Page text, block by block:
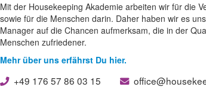
Mit der Housekeeping Akademie arbeiten wir für die
sowie für die Menschen darin. Daher haben wir es
Manager auf die Chancen aufmerksam, die in der
Menschen zufriedener.
Mehr über uns erfährst Du hier.
+49 176 57 86 03 15